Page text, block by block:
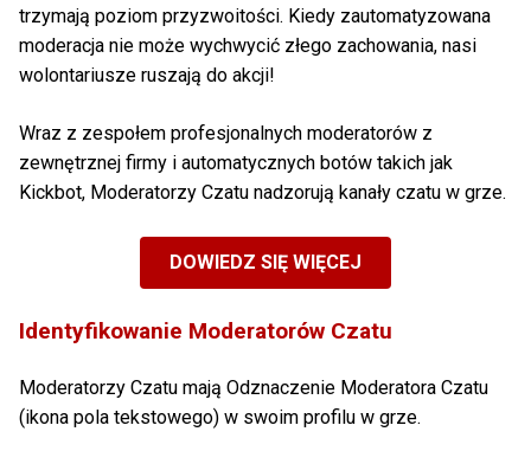
trzymają poziom przyzwoitości. Kiedy zautomatyzowana
moderacja nie może wychwycić złego zachowania, nasi
wolontariusze ruszają do akcji!
Wraz z zespołem profesjonalnych moderatorów z
zewnętrznej firmy i automatycznych botów takich jak
Kickbot, Moderatorzy Czatu nadzorują kanały czatu w grze.
DOWIEDZ SIĘ WIĘCEJ
Identyfikowanie Moderatorów Czatu
Moderatorzy Czatu mają Odznaczenie Moderatora Czatu
(ikona pola tekstowego) w swoim profilu w grze.